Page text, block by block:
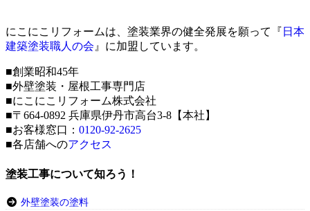
にこにこリフォームは、塗装業界の健全発展を願って『 日本
建築塗装職人の会 』に加盟しています。
■創業昭和45年
■外壁塗装・屋根工事専門店
■にこにこリフォーム株式会社
■〒664-0892 兵庫県伊丹市高台3-8【本社】
■お客様窓口： 0120-92-2625
■各店舗へのアクセス
塗装工事について知ろう！
外壁塗装の塗料